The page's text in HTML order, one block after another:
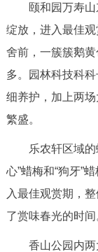
中介服务
政民互动
12345网上接诉
北京概况
颐和园万寿山
绽放，进入最佳
舍前，一簇簇鹅
多。园林科技科
细养护，加上两
繁盛。
乐农轩区域的
心”蜡梅和“狗牙”
入最佳观赏期，
了赏味春光的时间
香山公园内两